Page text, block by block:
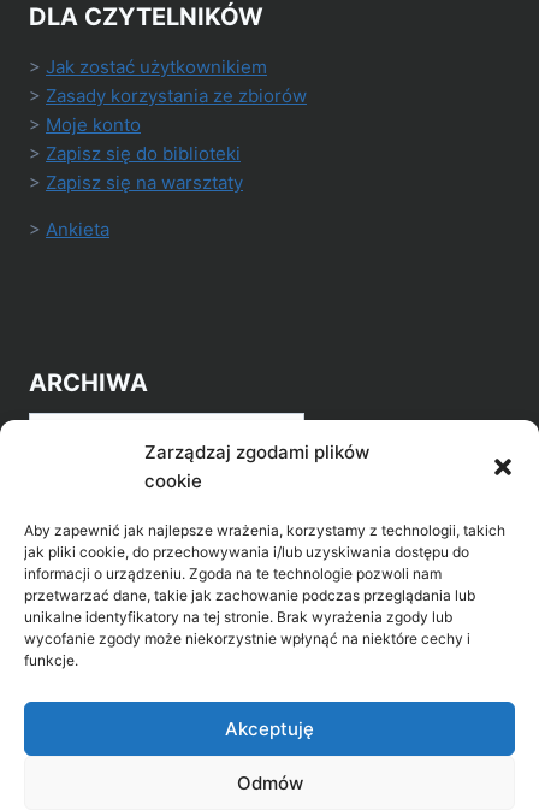
Zarządzaj zgodami plików
cookie
Aby zapewnić jak najlepsze wrażenia, korzystamy z technologii, takich
jak pliki cookie, do przechowywania i/lub uzyskiwania dostępu do
informacji o urządzeniu. Zgoda na te technologie pozwoli nam
przetwarzać dane, takie jak zachowanie podczas przeglądania lub
unikalne identyfikatory na tej stronie. Brak wyrażenia zgody lub
wycofanie zgody może niekorzystnie wpłynąć na niektóre cechy i
funkcje.
Akceptuję
Odmów
DLA CZYTELNIKÓW
> Jak zostać użytkownikiem
> Zasady korzystania ze zbiorów
> Moje konto
> Zapisz się do biblioteki
> Zapisz się na warsztaty
> Ankieta
ARCHIWA
Archiwa
POZNAJ LEPIEJ NASZ REGION
>Gołdap Mazurski Zdrój